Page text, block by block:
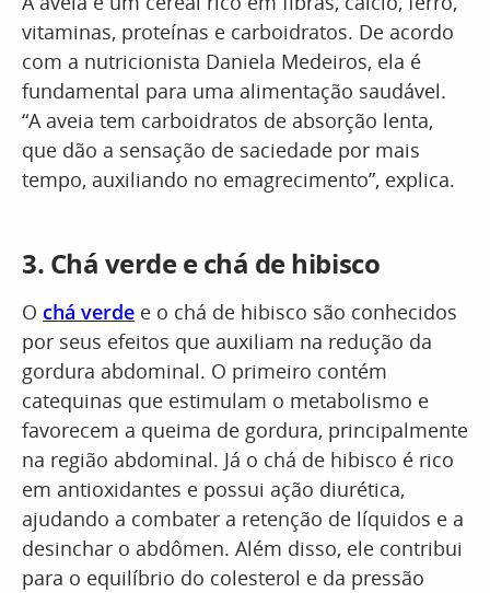
vitaminas, proteínas e carboidratos. De acordo
com a nutricionista Daniela Medeiros, ela é
fundamental para uma alimentação saudável.
“A aveia tem carboidratos de absorção lenta,
que dão a sensação de saciedade por mais
tempo, auxiliando no emagrecimento”, explica.
3. Chá verde e chá de hibisco
O chá verde e o chá de hibisco são conhecidos
por seus efeitos que auxiliam na redução da
gordura abdominal. O primeiro contém
catequinas que estimulam o metabolismo e
favorecem a queima de gordura, principalmente
na região abdominal. Já o chá de hibisco é rico
em antioxidantes e possui ação diurética,
ajudando a combater a retenção de líquidos e a
desinchar o abdômen. Além disso, ele contribui
para o equilíbrio do colesterol e da pressão